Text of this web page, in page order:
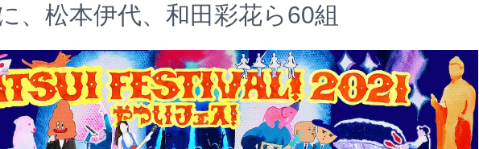
、松本伊代、和田彩花ら60組